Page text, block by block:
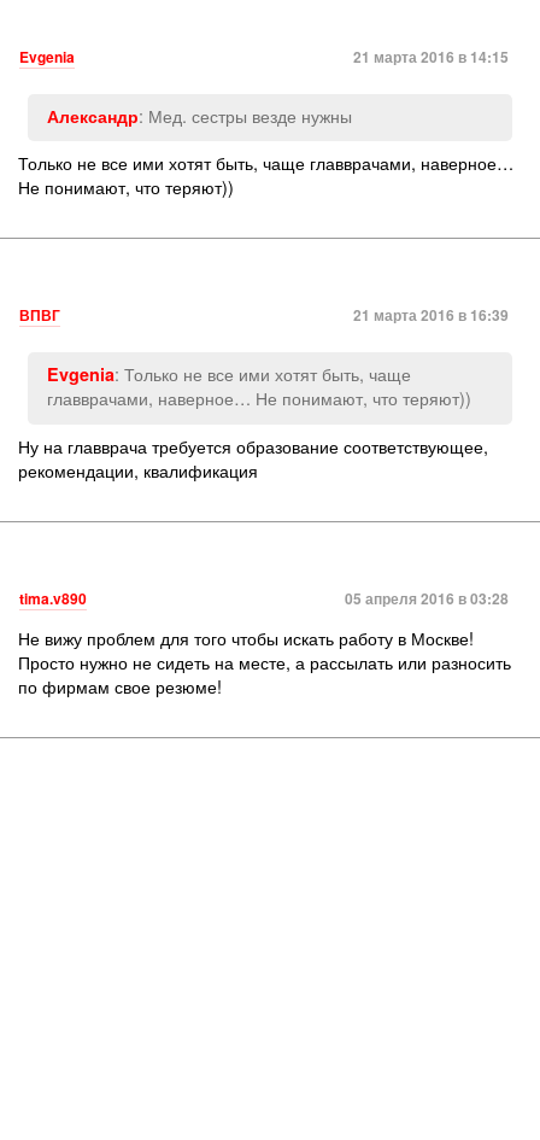
Evgenia 21 марта 2016 в 14:15
Александр: Мед. сестры везде нужны
Только не все ими хотят быть, чаще главврачами, наверное…
Не понимают, что теряют))
ВПВГ 21 марта 2016 в 16:39
Evgenia: Только не все ими хотят быть, чаще
главврачами, наверное… Не понимают, что теряют))
Ну на главврача требуется образование соответствующее,
рекомендации, квалификация
tima.v890 05 апреля 2016 в 03:28
Не вижу проблем для того чтобы искать работу в Москве!
Просто нужно не сидеть на месте, а рассылать или разносить
по фирмам свое резюме!